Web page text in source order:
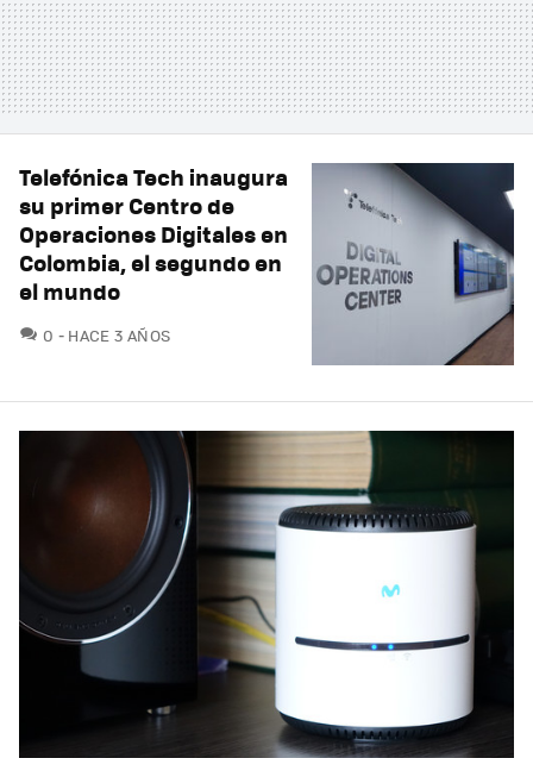
Telefónica Tech inaugura
su primer Centro de
Operaciones Digitales en
Colombia, el segundo en
el mundo
0 COMENTARIOS
HACE 3 AÑOS